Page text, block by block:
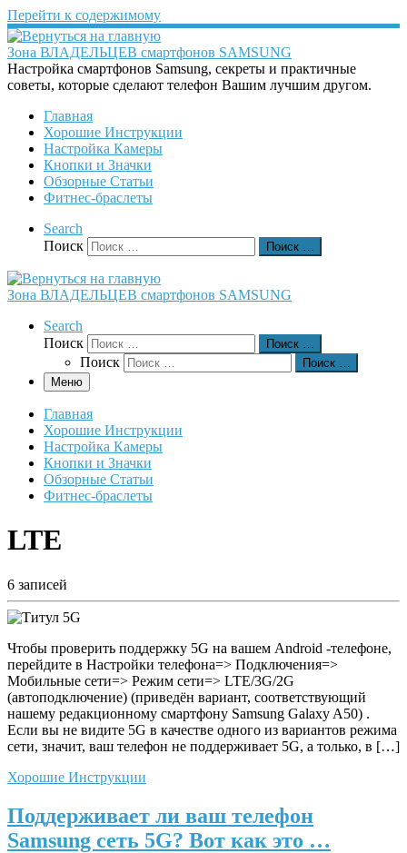
Перейти к содержимому
Зона ВЛАДЕЛЬЦЕВ смартфонов SAMSUNG
Настройка смартфонов Samsung, секреты и практичные
советы, которые сделают телефон Вашим лучшим другом.
Главная
Хорошие Инструкции
Настройка Камеры
Кнопки и Значки
Обзорные Статьи
Фитнес-браслеты
Search
Поиск
Поиск …
Зона ВЛАДЕЛЬЦЕВ смартфонов SAMSUNG
Search
Поиск
Поиск …
Поиск
Поиск …
Меню
Главная
Хорошие Инструкции
Настройка Камеры
Кнопки и Значки
Обзорные Статьи
Фитнес-браслеты
LTE
6 записей
Чтобы проверить поддержку 5G на вашем Android -телефоне,
перейдите в Настройки телефона=> Подключения=>
Мобильные сети=> Режим сети=> LTE/3G/2G
(автоподключение) (приведён вариант, соответствующий
нашему редакционному смартфону Samsung Galaxy A50) .
Если вы не видите 5G в качестве одного из вариантов режима
сети, значит, ваш телефон не поддерживает 5G, а только, в […]
Хорошие Инструкции
Поддерживает ли ваш телефон
Samsung сеть 5G? Вот как это …